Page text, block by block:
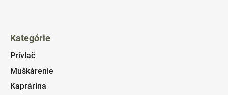
Kategórie
Prívlač
Muškárenie
Kaprárina